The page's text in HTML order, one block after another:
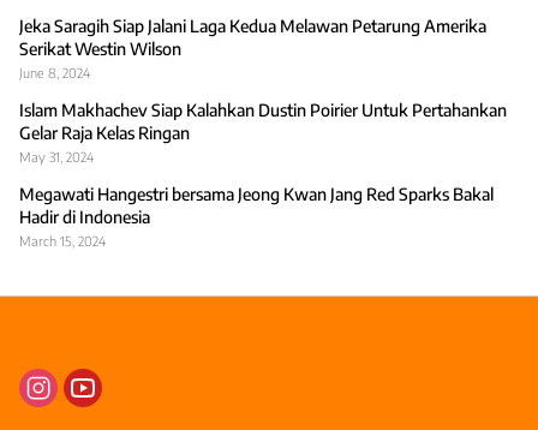
Jeka Saragih Siap Jalani Laga Kedua Melawan Petarung Amerika
Serikat Westin Wilson
June 8, 2024
Islam Makhachev Siap Kalahkan Dustin Poirier Untuk Pertahankan
Gelar Raja Kelas Ringan
May 31, 2024
Megawati Hangestri bersama Jeong Kwan Jang Red Sparks Bakal
Hadir di Indonesia
March 15, 2024